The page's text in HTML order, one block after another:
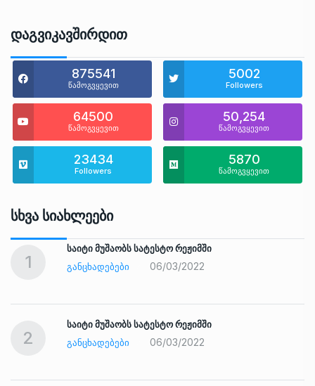
Დაგვიკავშირდით
875541
წამოგვყევით
5002
Followers
64500
წამოგვყევით
50,254
წამოგვყევით
23434
Followers
5870
წამოგვყევით
Სხვა Სიახლეები
1
საიტი მუშაობს სატესტო რეჟიმში
ᲒᲐᲜᲪᲮᲐᲓᲔᲑᲔᲑᲘ
06/03/2022
2
საიტი მუშაობს სატესტო რეჟიმში
ᲒᲐᲜᲪᲮᲐᲓᲔᲑᲔᲑᲘ
06/03/2022